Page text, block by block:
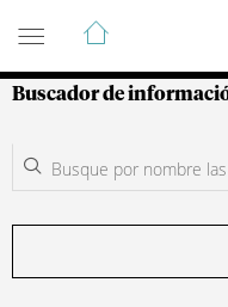
Guía de
Buscador de